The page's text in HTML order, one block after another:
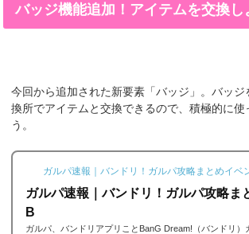
バッジ機能追加！アイテムを交換し
今回から追加された新要素「バッジ」。バッ
換所でアイテムと交換できるので、積極的に使
う。
ガルパ速報｜バンドリ！ガルパ攻略まとめイベ
ガルパ速報｜バンドリ！ガルパ攻略ま
B
ガルパ、バンドリアプリことBanG Dream!（バンドリ）